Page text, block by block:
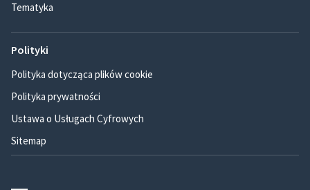
Tematyka
Polityki
Polityka dotycząca plików cookie
Polityka prywatności
Ustawa o Usługach Cyfrowych
Sitemap